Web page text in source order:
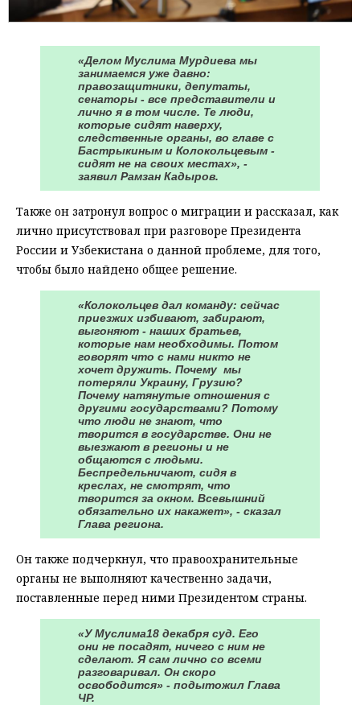
«Делом Муслима Мурдиева мы
занимаемся уже давно:
правозащитники, депутаты,
сенаторы - все представители и
лично я в том числе. Те люди,
которые сидят наверху,
следственные органы, во главе с
Бастрыкиным и Колокольцевым -
сидят не на своих местах», -
заявил Рамзан Кадыров.
Также он затронул вопрос о миграции и рассказал, как
лично присутствовал при разговоре Президента
России и Узбекистана о данной проблеме, для того,
чтобы было найдено общее решение.
«Колокольцев дал команду: сейчас
приезжих избивают, забирают,
выгоняют - наших братьев,
которые нам необходимы. Потом
говорят что с нами никто не
хочет дружить. Почему мы
потеряли Украину, Грузию?
Почему натянутые отношения с
другими государствами? Потому
что люди не знают, что
творится в государстве. Они не
выезжают в регионы и не
общаются с людьми.
Беспредельничают, сидя в
креслах, не смотрят, что
творится за окном. Всевышний
обязательно их накажет», - сказал
Глава региона.
Он также подчеркнул, что правоохранительные
органы не выполняют качественно задачи,
поставленные перед ними Президентом страны.
«У Муслима18 декабря суд. Его
они не посадят, ничего с ним не
сделают. Я сам лично со всеми
разговаривал. Он скоро
освободится» - подытожил Глава
ЧР.